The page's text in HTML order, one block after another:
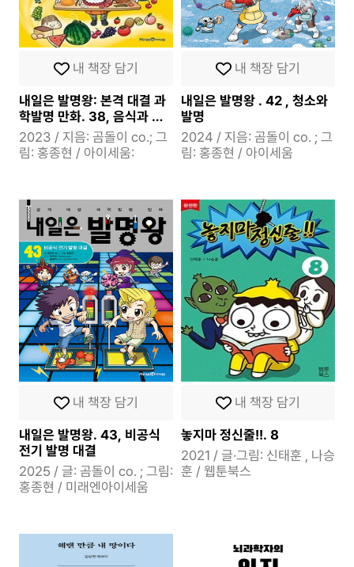
내 책장 담기
내일은 발명왕: 본격 대결 과
학발명 만화. 38, 음식과 발
명
2023 / 지음: 곰돌이 co.; 그
림: 홍종현 / 아이세움:
내 책장 담기
내일은 발명왕 . 42 , 청소와
발명
2024 / 지음: 곰돌이 co. ; 그
림: 홍종현 / 아이세움
내 책장 담기
내일은 발명왕. 43, 비공식
전기 발명 대결
2025 / 글: 곰돌이 co. ; 그림:
홍종현 / 미래엔아이세움
내 책장 담기
놓지마 정신줄!!. 8
2021 / 글·그림: 신태훈 , 나승
훈 / 웹툰북스